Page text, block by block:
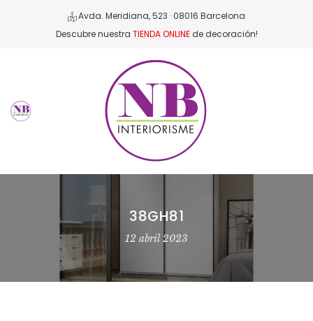
Avda. Meridiana, 523 · 08016 Barcelona
Descubre nuestra TIENDA ONLINEde decoración!
38GH81
12 abril 2023